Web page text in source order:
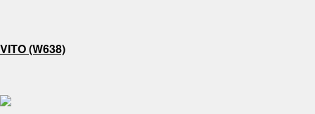
VITO (W638)